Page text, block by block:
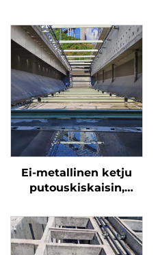
Ei-metallinen ketju
putouskiskaisin,
virtauskiskaisin,
jätesuolan käsittely
tukialusteet, ketju-